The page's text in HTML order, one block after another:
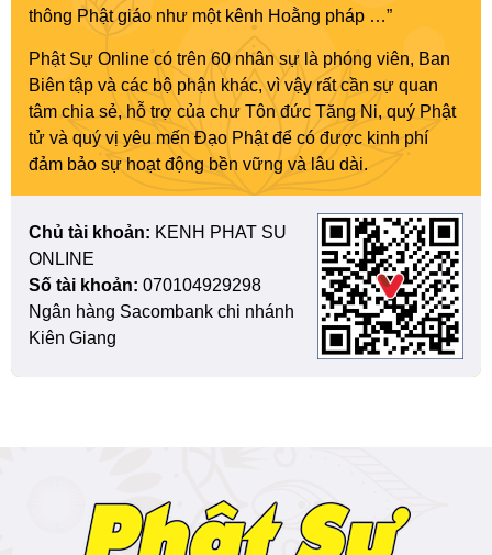
thông Phật giáo như một kênh Hoằng pháp …”
Phật Sự Online có trên 60 nhân sự là phóng viên, Ban
Biên tập và các bộ phận khác, vì vậy rất cần sự quan
tâm chia sẻ, hỗ trợ của chư Tôn đức Tăng Ni, quý Phật
tử và quý vị yêu mến Đạo Phật để có được kinh phí
đảm bảo sự hoạt động bền vững và lâu dài.
Chủ tài khoản: KENH PHAT SU
ONLINE
Số tài khoản: 070104929298
Ngân hàng Sacombank chi nhánh
Kiên Giang